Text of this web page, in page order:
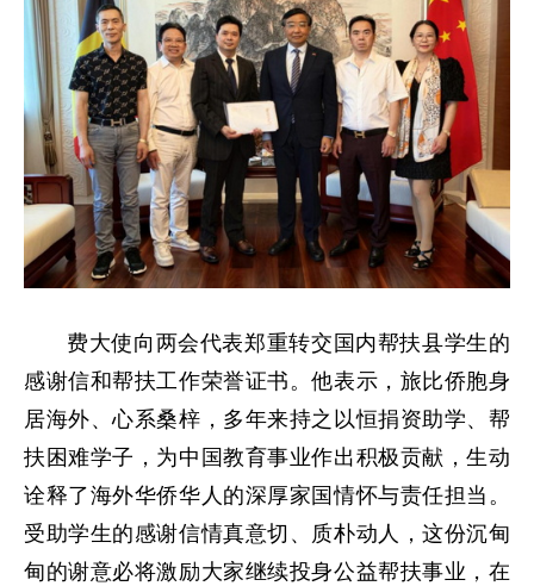
费大使向两会代表郑重转交国内帮扶县学生的
感谢信和帮扶工作荣誉证书。他表示，旅比侨胞身
居海外、心系桑梓，多年来持之以恒捐资助学、帮
扶困难学子，为中国教育事业作出积极贡献，生动
诠释了海外华侨华人的深厚家国情怀与责任担当。
受助学生的感谢信情真意切、质朴动人，这份沉甸
甸的谢意必将激励大家继续投身公益帮扶事业，在